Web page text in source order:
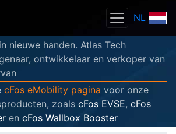
NL
nieuwe handen. Atlas Tech
ontwikkelaar en verkoper van
cFos eMobility pagina voor onze
zoals cFos EVSE, cFos
en cFos Wallbox Booster